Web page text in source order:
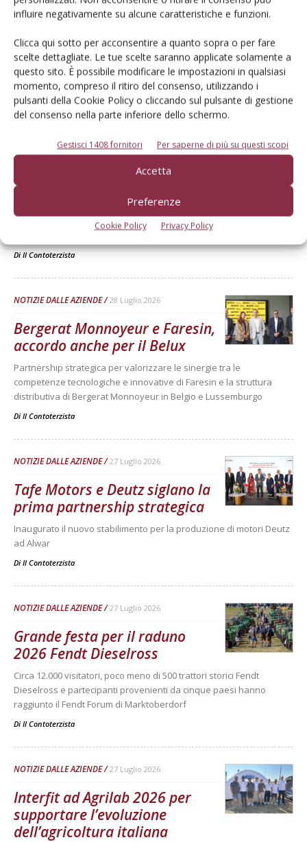
influire negativamente su alcune caratteristiche e funzioni.
Clicca qui sotto per acconsentire a quanto sopra o per fare
scelte dettagliate. Le tue scelte saranno applicate solamente a
questo sito. È possibile modificare le impostazioni in qualsiasi
momento, compreso il ritiro del consenso, utilizzando i
pulsanti della Cookie Policy o cliccando sul pulsante di gestione
del consenso nella parte inferiore dello schermo.
Gestisci 1408 fornitori Per saperne di più su questi scopi
Accetta
Preferenze
Cookie Policy Privacy Policy
Dalla stessa categoria
NOTIZIE DALLE AZIENDE 1 Agosto 2026
Bkt rinnova l’accordo con
Prosegue la partnership di lunga data tra il costruttore di
pneumatici indiano e la Big Bash League
DiIl Contoterzista
NOTIZIE DALLE AZIENDE 28 Luglio 2026
Bergerat Monnoyeur e Faresin,
accordo anche per il Belux
Partnership strategica per valorizzare le sinergie tra le
competenze tecnologiche e innovative di Faresin e la struttura
distributiva di Bergerat Monnoyeur in Belgio e Lussemburgo
Di Il Contoterzista
NOTIZIE DALLE AZIENDE 27 Luglio 2026
Tafe Motors e Deutz siglano la
prima partnership strategica
Inaugurato il nuovo stabilimento per la produzione di motori Deutz
ad Alwar
Di Il Contoterzista
NOTIZIE DALLE AZIENDE 27 Luglio 2026
Grande festa per il raduno
2026 Fendt Dieselross
Circa 12.000 visitatori, poco meno di 500 trattori storici Fendt
Dieselross e partecipanti provenienti da cinque paesi hanno
raggiunto il Fendt Forum di Marktoberdorf
Di Il Contoterzista
NOTIZIE DALLE AZIENDE 27 Luglio 2026
Interfit ad Agrilab 2026 per
supportare l’evoluzione
dell’agricoltura italiana